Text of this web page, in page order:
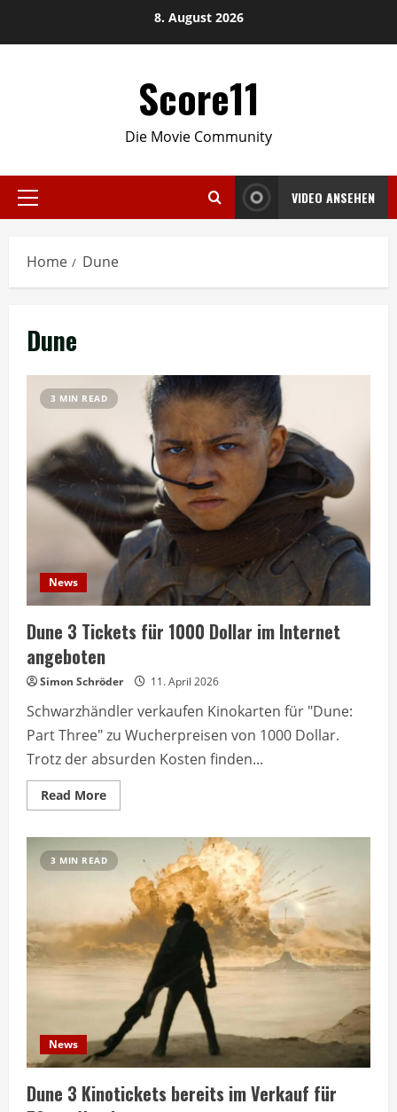
8. August 2026
Score11
Die Movie Community
Primary
VIDEO ANSEHEN
Home Dune
Dune
3 MIN READ
News
Dune 3 Tickets für 1000 Dollar im Internet
angeboten
Simon Schröder 11. April 2026
Schwarzhändler verkaufen Kinokarten für "Dune:
Part Three" zu Wucherpreisen von 1000 Dollar.
Trotz der absurden Kosten finden...
Read MoreRead
more
Tickets
für
1000
Dollar
Internet
angeboten
3 MIN READ
News
Dune 3 Kinotickets bereits im Verkauf für